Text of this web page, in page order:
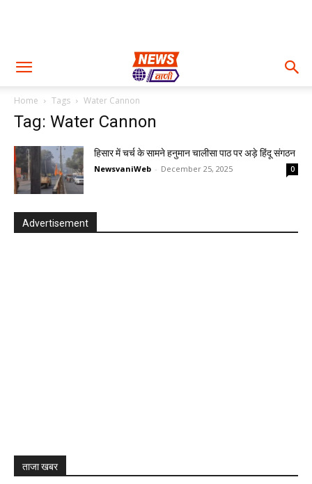
Home Tags Water Cannon
Tag: Water Cannon
हिसार में चर्च के सामने हनुमान चालीसा पाठ पर अड़े हिंदू संगठन
NewsvaniWeb - December 25, 2025 0
Advertisement
ताजा खबर